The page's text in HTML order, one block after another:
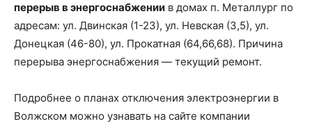
перерыв в энергоснабжении в домах п. Металлург по
адресам: ул. Двинская (1-23), ул. Невская (3,5), ул.
Донецкая (46-80), ул. Прокатная (64,66,68). Причина
перерыва энергоснабжения — текущий ремонт.
Подробнее о планах отключения электроэнергии в
Волжском можно узнавать на сайте компании